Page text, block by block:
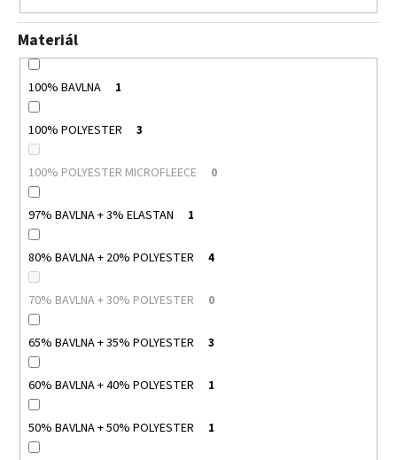
Materiál
100% BAVLNA 1
100% POLYESTER 3
100% POLYESTER MICROFLEECE 0
97% BAVLNA + 3% ELASTAN 1
80% BAVLNA + 20% POLYESTER 4
70% BAVLNA + 30% POLYESTER 0
65% BAVLNA + 35% POLYESTER 3
60% BAVLNA + 40% POLYESTER 1
50% BAVLNA + 50% POLYESTER 1